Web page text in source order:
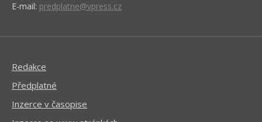
E-mail: predplatne@vpress.cz
Redakce
Předplatné
Inzerce v časopise